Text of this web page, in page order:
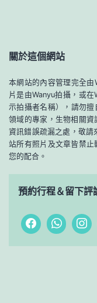
關於這個網站
本網站的內容管理完全
片是由Wanyu拍攝，或
示拍攝者名稱），請勿
領域的專家，生物相關
資訊錯誤疏漏之處，敬
站所有照片及文章皆禁
您的配合。
預約行程＆留下評